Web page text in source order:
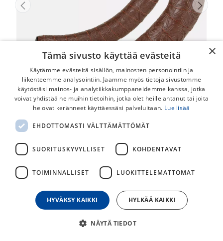
Supacaz Super Sticky Kush Classic
Tankonauha
suosikkitankonauha. Supacaz yhdistää suorituskyvyn ja tyylin.
×
Tämä sivusto käyttää evästeitä
Käytämme evästeitä sisällön, mainosten personointiin ja
liikenteemme analysointiin. Jaamme myös tietoja sivustomme
käytöstäsi mainos- ja analytiikkakumppaneidemme kanssa, jotka
voivat yhdistää ne muihin tietoihin, jotka olet heille antanut tai joita
he ovat keränneet käyttäessäsi palveluitaan. Lue lisää
EHDOTTOMASTI VÄLTTÄMÄTTÖMÄT
SUORITUSKYVYLLISET KOHDENTAVAT
TOIMINNALLISET LUOKITTELEMATTOMAT
HYVÄKSY KAIKKI HYLKÄÄ KAIKKI
NÄYTÄ TIEDOT